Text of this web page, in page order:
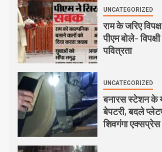
UNCATEGORIZED
राम के जरिए
पीएम बोले-
पवित्रता
UNCATEGORIZED
बनारस स्टेशन के
बेपटरी, बदले
शिवगंगा एक्सप्रेस